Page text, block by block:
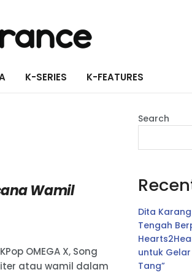
K-SERIES K-FEATURES
Wamil
OMEGA X, Song
atau wamil dalam
Search
Dita
Tengah
untuk Gelar
Tang”